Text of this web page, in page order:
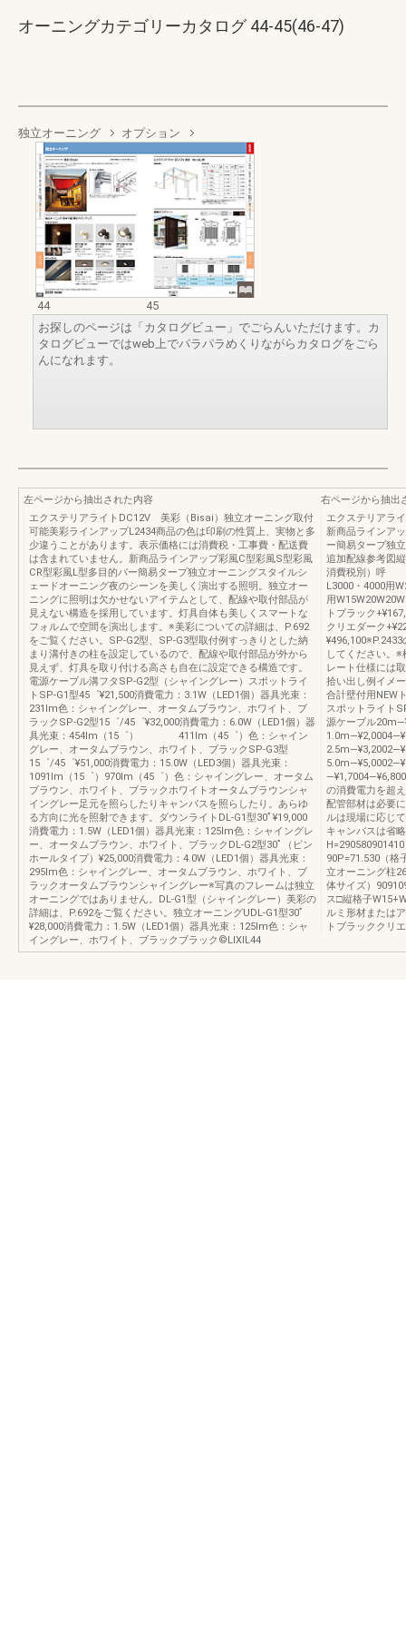
オーニングカテゴリーカタログ 44-45(46-47)
独立オーニング オプション
44
45
お探しのページは「カタログビュー」でごらんいただけます。カ
タログビューではweb上でパラパラめくりながらカタログをごら
んになれます。
左ページから抽出された内容
エクステリアライトDC12V 美彩（Bisai）独立オーニング取付
可能美彩ラインアップL2434商品の色は印刷の性質上、実物と多
少違うことがあります。表示価格には消費税・工事費・配送費
は含まれていません。新商品ラインアップ彩風C型彩風S型彩風
CR型彩風L型多目的バー簡易タープ独立オーニングスタイルシ
ェードオーニング夜のシーンを美しく演出する照明。独立オー
ニングに照明は欠かせないアイテムとして、配線や取付部品が
見えない構造を採用しています。灯具自体も美しくスマートな
フォルムで空間を演出します。※美彩についての詳細は、P.692
をご覧ください。SP-G2型、SP-G3型取付例すっきりとした納
まり溝付きの柱を設定しているので、配線や取付部品が外から
見えず、灯具を取り付ける高さも自在に設定できる構造です。
電源ケーブル溝フタSP-G2型（シャイングレー）スポットライ
トSP-G1型45゜¥21,500消費電力：3.1W（LED1個）器具光束：
231lm色：シャイングレー、オータムブラウン、ホワイト、ブ
ラックSP-G2型15゜/45゜¥32,000消費電力：6.0W（LED1個）器
具光束：454lm（15゜） 411lm（45゜）色：シャイン
グレー、オータムブラウン、ホワイト、ブラックSP-G3型
15゜/45゜¥51,000消費電力：15.0W（LED3個）器具光束：
1091lm（15゜）970lm（45゜）色：シャイングレー、オータム
ブラウン、ホワイト、ブラックホワイトオータムブラウンシャ
イングレー足元を照らしたりキャンバスを照らしたり。あらゆ
る方向に光を照射できます。ダウンライトDL-G1型30ﾟ¥19,000
消費電力：1.5W（LED1個）器具光束：125lm色：シャイングレ
ー、オータムブラウン、ホワイト、ブラックDL-G2型30ﾟ（ピン
ホールタイプ）¥25,000消費電力：4.0W（LED1個）器具光束：
295lm色：シャイングレー、オータムブラウン、ホワイト、ブ
ラックオータムブラウンシャイングレー※写真のフレームは独立
オーニングではありません。DL-G1型（シャイングレー）美彩の
詳細は、P.692をご覧ください。独立オーニングUDL-G1型30ﾟ
¥28,000消費電力：1.5W（LED1個）器具光束：125lm色：シャ
イングレー、ホワイト、ブラックブラック©LIXIL44
右ページから抽出
エクステリアラ
新商品ラインア
ー簡易タープ独
追加配線参考図
消費税別）呼
L3000・4000用
用
トブラック
クリエダーク
してください。
レート仕様には
拾い出し例イメ
合計壁付用NEW
スポットライト
源ケーブル
の消費電力を超
配管部材は必要
ルは現場に応じ
キャンバスは省
90P=71.530（格
立オーニング柱
体サイズ）
ス□縦格子
ルミ形材または
トブラッククリ